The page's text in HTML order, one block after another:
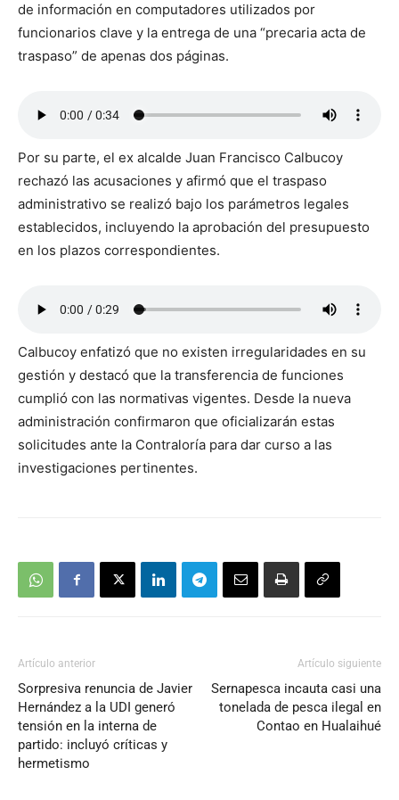
de información en computadores utilizados por
funcionarios clave y la entrega de una “precaria acta de
traspaso” de apenas dos páginas.
Por su parte, el ex alcalde Juan Francisco Calbucoy
rechazó las acusaciones y afirmó que el traspaso
administrativo se realizó bajo los parámetros legales
establecidos, incluyendo la aprobación del presupuesto
en los plazos correspondientes.
Calbucoy enfatizó que no existen irregularidades en su
gestión y destacó que la transferencia de funciones
cumplió con las normativas vigentes. Desde la nueva
administración confirmaron que oficializarán estas
solicitudes ante la Contraloría para dar curso a las
investigaciones pertinentes.
Artículo anterior
Sorpresiva renuncia de Javier
Hernández a la UDI generó
tensión en la interna de
partido: incluyó críticas y
hermetismo
Artículo siguiente
Sernapesca incauta casi una
tonelada de pesca ilegal en
Contao en Hualaihué